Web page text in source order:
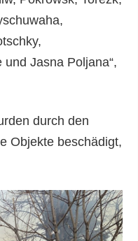
Jasna Poljana“,
durch den
Objekte beschädigt,